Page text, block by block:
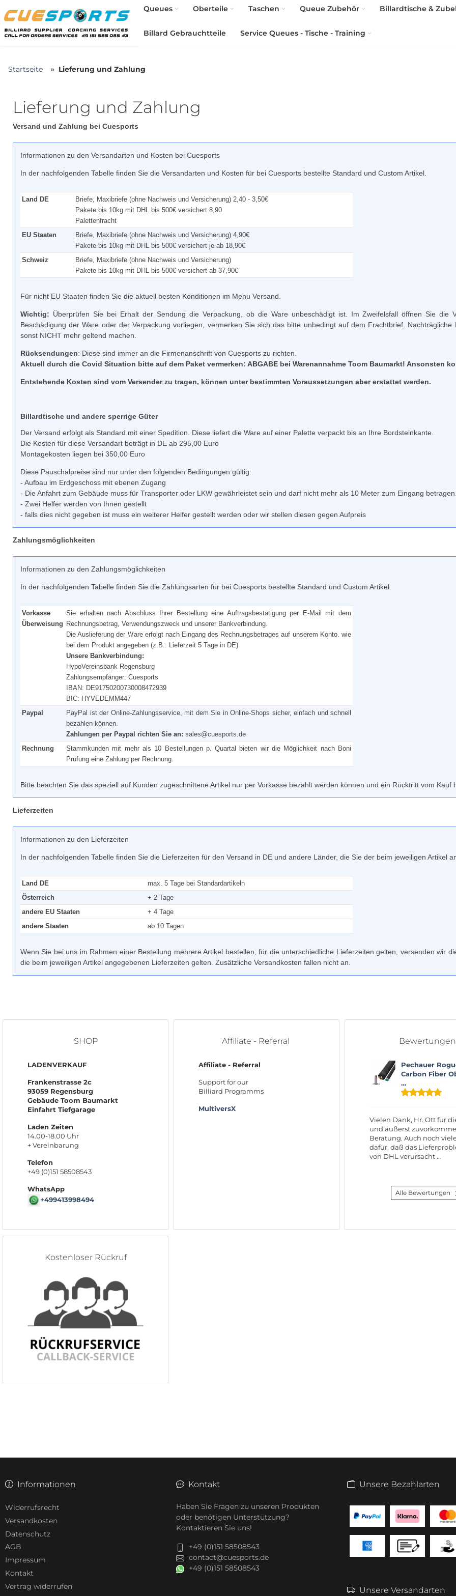
Queues Oberteile Taschen Queue Zubehör Billardtische &
Billard Gebrauchtteile Service Queues - Tische - Training
Startseite Lieferung und Zahlung
Lieferung und Zahlung
Versand und Zahlung bei Cuesports
Informationen zu den Versandarten und Kosten bei Cuesports
In der nachfolgenden Tabelle finden Sie die Versandarten und Kosten für bei Cuesports bestellte Standard und Custom Artikel.
Land DE
Briefe, Maxibriefe (ohne Nachweis und Versicherung) 2,40 - 3,50€
Pakete bis 10kg mit DHL bis 500€ versichert 8,90
Palettenfracht
EU Staaten
Briefe, Maxibriefe (ohne Nachweis und Versicherung) 4,90€
Pakete bis 10kg mit DHL bis 500€ versichert je ab 18,90€
Schweiz
Briefe, Maxibriefe (ohne Nachweis und Versicherung)
Pakete bis 10kg mit DHL bis 500€ versichert ab 37,90€
Für nicht EU Staaten finden Sie die aktuell besten Konditionen im Menu Versand.
Wichtig: Überprüfen Sie bei Erhalt der Sendung die Verpackung, ob die Ware unbeschädigt ist. Im Zweifelsfall öffnen Sie
Beschädigung der Ware oder der Verpackung vorliegen, vermerken Sie sich das bitte unbedingt auf dem Frachtbrief.
sonst NICHT mehr geltend machen.
Rücksendungen: Diese sind immer an die Firmenanschrift von Cuesports zu richten.
Aktuell durch die Covid Situation bitte auf dem Paket vermerken: ABGABE bei Warenannahme Toom Baumarkt! Ansonsten
Entstehende Kosten sind vom Versender zu tragen, können unter bestimmten Voraussetzungen aber erstattet werden.
Billardtische und andere sperrige Güter
Der Versand erfolgt als Standard mit einer Spedition. Diese liefert die Ware auf einer Palette verpackt bis an Ihre Bordsteinkante.
Die Kosten für diese Versandart beträgt in DE ab 295,00 Euro
Montagekosten liegen bei 350,00 Euro
Diese Pauschalpreise sind nur unter den folgenden Bedingungen gültig:
- Aufbau im Erdgeschoss mit ebenen Zugang
- Die Anfahrt zum Gebäude muss für Transporter oder LKW gewährleistet sein und darf nicht mehr als 10 Meter zum Eingang
- Zwei Helfer werden von Ihnen gestellt
- falls dies nicht gegeben ist muss ein weiterer Helfer gestellt werden oder wir stellen diesen gegen Aufpreis
Zahlungsmöglichkeiten
Informationen zu den Zahlungsmöglichkeiten
In der nachfolgenden Tabelle finden Sie die Zahlungsarten für bei Cuesports bestellte Standard und Custom Artikel.
Vorkasse
Überweisung
Sie erhalten nach Abschluss Ihrer Bestellung eine Auftragsbestätigung per E-Mail mit dem
Rechnungsbetrag, Verwendungszweck und unserer Bankverbindung.
Die Auslieferung der Ware erfolgt nach Eingang des Rechnungsbetrages auf unserem Konto. wie
bei dem Produkt angegeben (z.B.: Lieferzeit 5 Tage in DE)
Unsere Bankverbindung:
HypoVereinsbank Regensburg
Zahlungsempfänger: Cuesports
IBAN: DE91750200730008472939
BIC: HYVEDEMM447
Paypal
PayPal ist der Online-Zahlungsservice, mit dem Sie in Online-Shops sicher, einfach und schnell
bezahlen können.
Zahlungen per Paypal richten Sie an: sales@cuesports.de
Rechnung
Stammkunden mit mehr als 10 Bestellungen p. Quartal bieten wir die Möglichkeit nach Boni
Prüfung eine Zahlung per Rechnung.
Bitte beachten Sie das speziell auf Kunden zugeschnittene Artikel nur per Vorkasse bezahlt werden können und ein Rücktritt vom
Lieferzeiten
Informationen zu den Lieferzeiten
In der nachfolgenden Tabelle finden Sie die Lieferzeiten für den Versand in DE und andere Länder, die Sie der beim jeweiligen Artikel
Land DE
max. 5 Tage bei Standardartikeln
Österreich
+ 2 Tage
andere EU Staaten
+ 4 Tage
andere Staaten
ab 10 Tagen
Wenn Sie bei uns im Rahmen einer Bestellung mehrere Artikel bestellen, für die unterschiedliche Lieferzeiten gelten, versenden wir
die beim jeweiligen Artikel angegebenen Lieferzeiten gelten. Zusätzliche Versandkosten fallen nicht an.
SHOP
LADENVERKAUF
Frankenstrasse 2c
93059 Regensburg
Gebäude Toom Baumarkt
Einfahrt Tiefgarage
Laden Zeiten
14.00-18.00 Uhr
+ Vereinbarung
Telefon
+49 (0)151 58508543
WhatsApp
+499413998494
Affiliate - Referral
Affiliate - Referral
Support for our
Billiard Programms
MultiversX
Bewertungen
Pechauer
Carbon Fiber
…
Vielen Dank, Hr. Ott für
und äußerst
Beratung. Auch noch
dafür, daß das
von DHL verursacht …
Alle Bewertungen
Kostenloser Rückruf
Informationen
Widerrufsrecht
Versandkosten
Datenschutz
AGB
Impressum
Kontakt
Vertrag widerrufen
Kontakt
Haben Sie Fragen zu unseren Produkten
oder benötigen Unterstützung?
Kontaktieren Sie uns!
+49 (0)151 58508543
contact@cuesports.de
+49 (0)151 58508543
Unsere Bezahlarten
Unsere Versandarten